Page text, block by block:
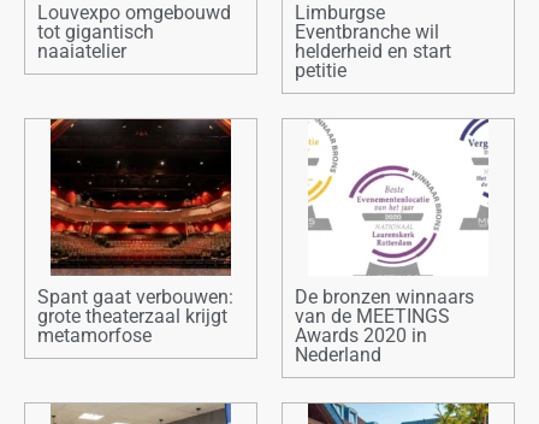
Louvexpo omgebouwd
tot gigantisch
naaiatelier
Limburgse
Eventbranche wil
helderheid en start
petitie
Spant gaat verbouwen:
grote theaterzaal krijgt
metamorfose
De bronzen winnaars
van de MEETINGS
Awards 2020 in
Nederland